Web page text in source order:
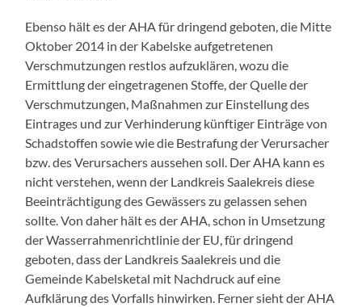
Ebenso hält es der AHA für dringend geboten, die Mitte
Oktober 2014 in der Kabelske aufgetretenen
Verschmutzungen restlos aufzuklären, wozu die
Ermittlung der eingetragenen Stoffe, der Quelle der
Verschmutzungen, Maßnahmen zur Einstellung des
Eintrages und zur Verhinderung künftiger Einträge von
Schadstoffen sowie wie die Bestrafung der Verursacher
bzw. des Verursachers aussehen soll. Der AHA kann es
nicht verstehen, wenn der Landkreis Saalekreis diese
Beeinträchtigung des Gewässers zu gelassen sehen
sollte. Von daher hält es der AHA, schon in Umsetzung
der Wasserrahmenrichtlinie der EU, für dringend
geboten, dass der Landkreis Saalekreis und die
Gemeinde Kabelsketal mit Nachdruck auf eine
Aufklärung des Vorfalls hinwirken. Ferner sieht der AHA